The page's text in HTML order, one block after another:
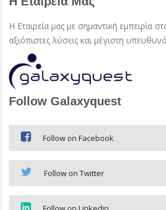
Η Εταιρεία μας με σημαντική εμπειρία
αξιόπιστες λύσεις και μέγιστη
Follow Galaxyquest
Follow on Facebook
Follow on Twitter